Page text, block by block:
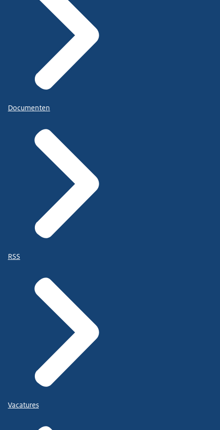
Documenten
RSS
Vacatures